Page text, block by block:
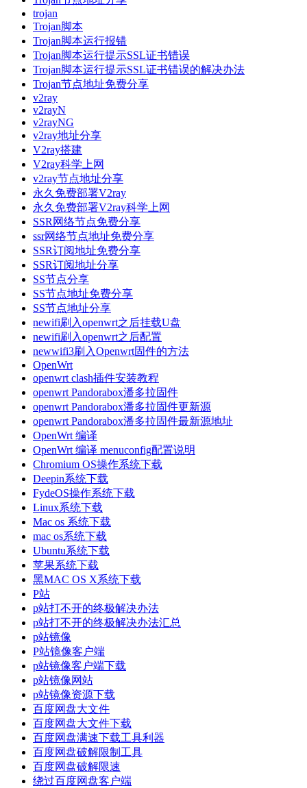
trojan
Trojan脚本
Trojan脚本运行报错
Trojan脚本运行提示SSL证书错误
Trojan脚本运行提示SSL证书错误的解决办法
Trojan节点地址免费分享
v2ray
v2rayN
v2rayNG
v2ray地址分享
V2ray搭建
V2ray科学上网
v2ray节点地址分享
永久免费部署V2ray
永久免费部署V2ray科学上网
SSR网络节点免费分享
ssr网络节点地址免费分享
SSR订阅地址免费分享
SSR订阅地址分享
SS节点分享
SS节点地址免费分享
SS节点地址分享
newifi刷入openwrt之后挂载U盘
newifi刷入openwrt之后配置
newwifi3刷入Openwrt固件的方法
OpenWrt
openwrt clash插件安装教程
openwrt Pandorabox潘多拉固件
openwrt Pandorabox潘多拉固件更新源
openwrt Pandorabox潘多拉固件最新源地址
OpenWrt 编译
OpenWrt 编译 menuconfig配置说明
Chromium OS操作系统下载
Deepin系统下载
FydeOS操作系统下载
Linux系统下载
Mac os 系统下载
mac os系统下载
Ubuntu系统下载
苹果系统下载
黑MAC OS X系统下载
P站
p站打不开的终极解决办法
p站打不开的终极解决办法汇总
p站镜像
P站镜像客户端
p站镜像客户端下载
p站镜像网站
p站镜像资源下载
百度网盘大文件
百度网盘大文件下载
百度网盘满速下载工具利器
百度网盘破解限制工具
百度网盘破解限速
绕过百度网盘客户端